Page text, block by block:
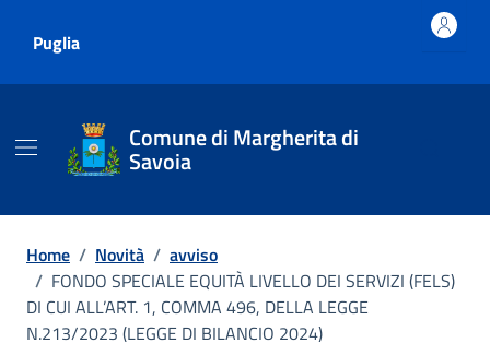
Puglia
Comune di Margherita di
Savoia
Home / Novità / avviso
/ FONDO SPECIALE EQUITÀ LIVELLO DEI SERVIZI (FELS)
DI CUI ALL’ART. 1, COMMA 496, DELLA LEGGE
N.213/2023 (LEGGE DI BILANCIO 2024)